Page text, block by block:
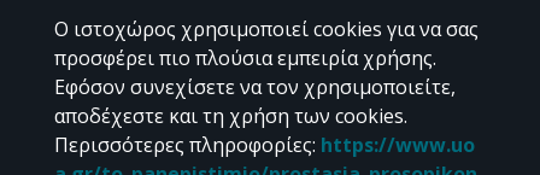
Διδακτορικές διατριβές & Γκρίζα βιβλιογραφία
Προφίλ Ερευνητή
CC BY-NC 4.0
Ο ιστοχώρος χρησιμοποιεί cookies για να σας
προσφέρει πιο πλούσια εμπειρία χρήσης.
Εφόσον συνεχίσετε να τον χρησιμοποιείτε,
αποδέχεστε και τη χρήση των cookies.
Περισσότερες πληροφορίες: https://www.uo